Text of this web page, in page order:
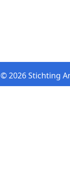
© 2026 Stichting